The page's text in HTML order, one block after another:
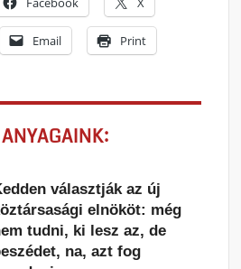
Email Print
választják az új
elnököt: még
tudni, ki lesz az, de
na, azt fog